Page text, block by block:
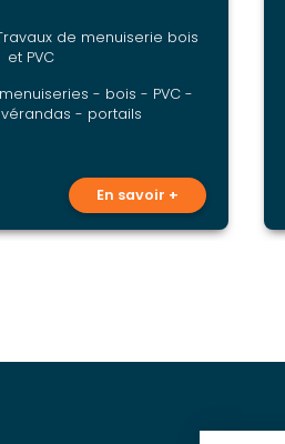
de menuiserie bois
et PVC
- bois - PVC -
- portails
En savoir +